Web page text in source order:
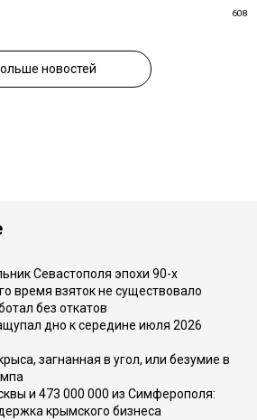
608
новостей
Севастополя эпохи 90-х
время взяток не существовало
без откатов
дно к середине июля 2026
загнанная в угол, или безумие в
и 473 000 000 из Симферополя:
крымского бизнеса